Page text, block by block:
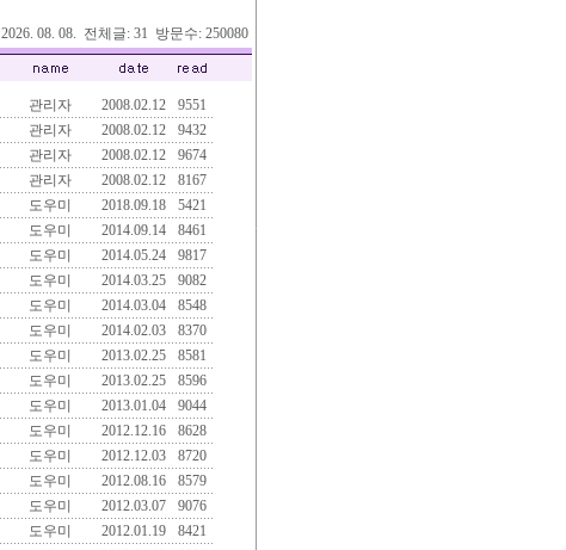
2026. 08. 08. 전체글: 31 방문수: 250080
관리자 2008.02.12
9551
관리자 2008.02.12
9432
관리자 2008.02.12
9674
관리자 2008.02.12
8167
도우미 2018.09.18
5421
도우미 2014.09.14
8461
도우미 2014.05.24
9817
도우미 2014.03.25
9082
도우미 2014.03.04
8548
도우미 2014.02.03
8370
도우미 2013.02.25
8581
도우미 2013.02.25
8596
도우미 2013.01.04
9044
도우미 2012.12.16
8628
도우미 2012.12.03
8720
도우미 2012.08.16
8579
도우미 2012.03.07
9076
도우미 2012.01.19
8421